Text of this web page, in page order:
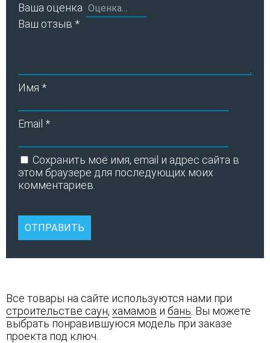
Ваша оценка
Ваш отзыв *
Имя *
Email *
Сохранить моё имя, email и адрес сайта в
этом браузере для последующих моих
комментариев.
Все товары на сайте используются нами при
строительстве саун, хамамов и бань . Вы можете
выбрать понравившуюся модель при заказе
проекта под ключ.